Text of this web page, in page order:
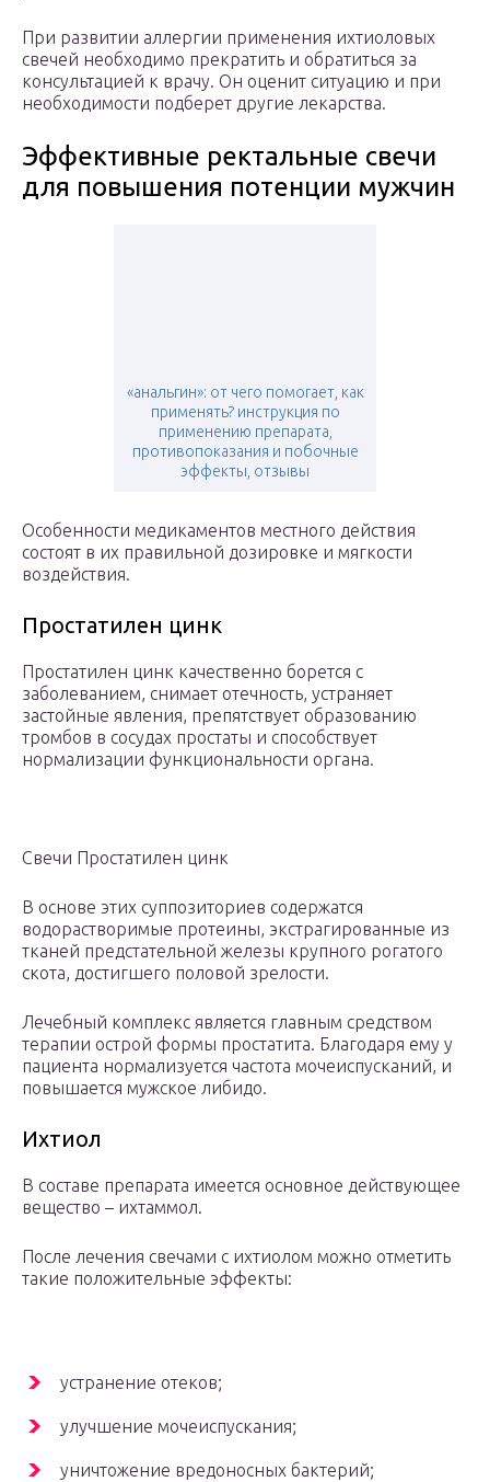
При развитии аллергии применения ихтиоловых
свечей необходимо прекратить и обратиться за
консультацией к врачу. Он оценит ситуацию и при
необходимости подберет другие лекарства.
Эффективные ректальные свечи
для повышения потенции мужчин
«анальгин»: от чего помогает, как
применять? инструкция по
применению препарата,
противопоказания и побочные
эффекты, отзывы
Особенности медикаментов местного действия
состоят в их правильной дозировке и мягкости
воздействия.
Простатилен цинк
Простатилен цинк качественно борется с
заболеванием, снимает отечность, устраняет
застойные явления, препятствует образованию
тромбов в сосудах простаты и способствует
нормализации функциональности органа.
Свечи Простатилен цинк
В основе этих суппозиториев содержатся
водорастворимые протеины, экстрагированные из
тканей предстательной железы крупного рогатого
скота, достигшего половой зрелости.
Лечебный комплекс является главным средством
терапии острой формы простатита. Благодаря ему у
пациента нормализуется частота мочеиспусканий, и
повышается мужское либидо.
Ихтиол
В составе препарата имеется основное действующее
вещество – ихтаммол.
После лечения свечами с ихтиолом можно отметить
такие положительные эффекты:
устранение отеков;
улучшение мочеиспускания;
уничтожение вредоносных бактерий;